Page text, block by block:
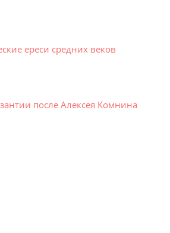
ереси средних веков
после Алексея Комнина